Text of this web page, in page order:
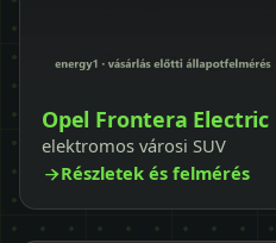
Opel Frontera Electric
elektromos városi SUV
Részletek és felmérés